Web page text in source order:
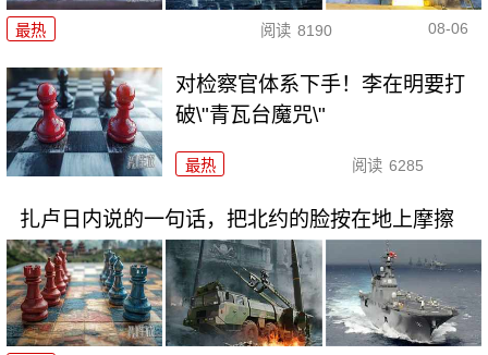
最热 阅读 8190 08-06
对检察官体系下手！李在明要打
破\"青瓦台魔咒\"
最热 阅读 6285
扎卢日内说的一句话，把北约的脸按在地上摩擦